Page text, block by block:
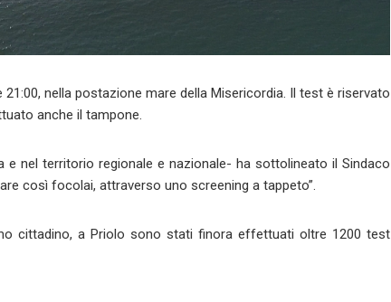
nella postazione mare della Misericordia. Il test è riservato
anche il tampone.
e nel territorio regionale e nazionale- ha sottolineato il Sindaco
così focolai, attraverso uno screening a tappeto”.
cittadino, a Priolo sono stati finora effettuati oltre 1200 test